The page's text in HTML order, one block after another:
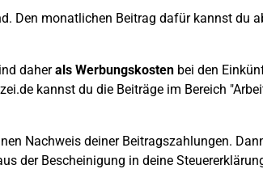
Den monatlichen Beitrag dafür kannst du
daherals Werbungskostenbei den
kannst du die Beiträge im Bereich
Nachweis deiner Beitragszahlungen.
der Bescheinigung in deine